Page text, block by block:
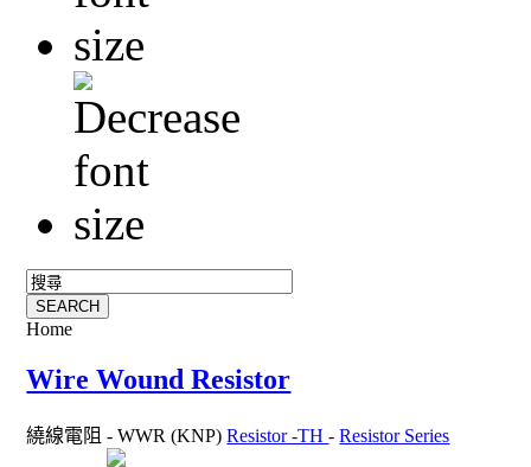
Home
Wire Wound Resistor
繞線電阻 - WWR (KNP)Resistor -TH-Resistor Series